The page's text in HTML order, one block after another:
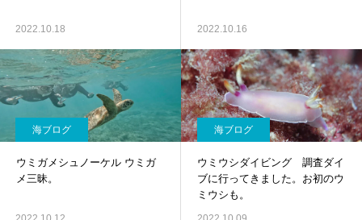
2022.10.18 2022.10.16
海ブログ
ウミガメシュノーケル ウミガ
メ三昧。
海ブログ
ウミウシダイビング 調査ダイ
ブに行ってきました。お初のウ
ミウシも。